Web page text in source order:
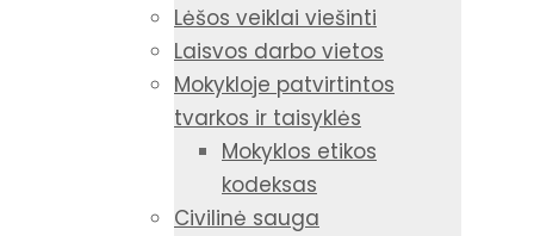
Lėšos veiklai viešinti
Laisvos darbo vietos
Mokykloje patvirtintos
tvarkos ir taisyklės
Mokyklos etikos
kodeksas
Civilinė sauga